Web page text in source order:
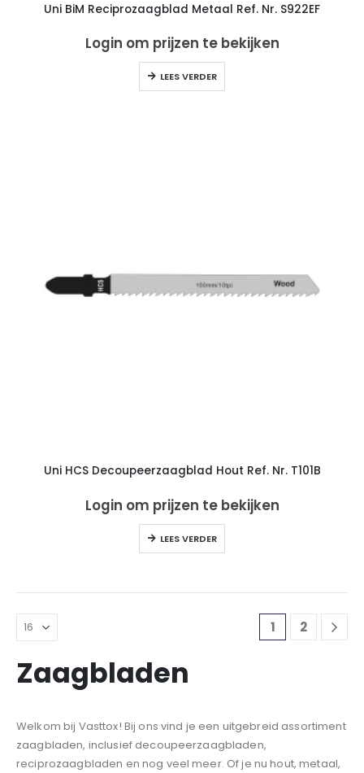
Uni BiM Reciprozaagblad Metaal Ref. Nr. S922EF
Login om prijzen te bekijken
LEES VERDER
Uni HCS Decoupeerzaagblad Hout Ref. Nr. T101B
Login om prijzen te bekijken
LEES VERDER
1 2
Zaagbladen
Welkom bij Vasttox! Bij ons vind je een uitgebreid assortiment
zaagbladen, inclusief decoupeerzaagbladen,
reciprozaagbladen en nog veel meer. Of je nu hout, metaal,